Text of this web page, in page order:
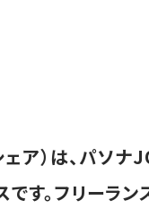
ア）は、パソ
です。フリーラ